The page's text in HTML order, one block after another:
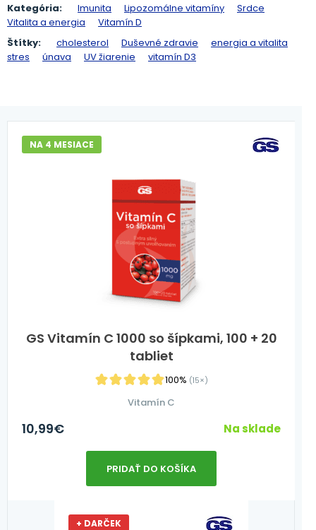
Kategória: Imunita Lipozomálne vitamíny
Srdce
Vitalita a energia
Vitamín D
Štítky:
cholesterol Duševné zdravie
energia a vitalita
stres
únava UV žiarenie vitamín D3
GS Vitamín C 1000 so šípkami, 100 + 20
tabliet
100% (15×)
NA 4 MESIACE
Vitamín C
10,99€ Na sklade
PRIDAŤ DO KOŠÍKA
+ DARČEK